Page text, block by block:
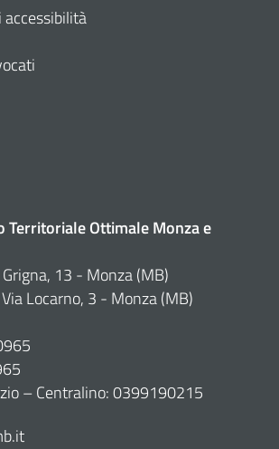
Territoriale Ottimale Monza e
13 - Monza (MB)
Locarno, 3 - Monza (MB)
– Centralino: 0399190215